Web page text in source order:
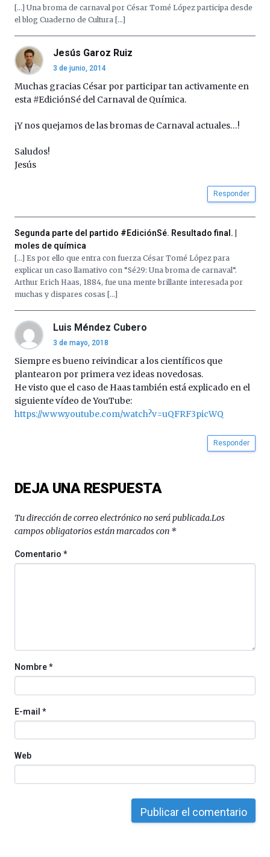
[…] Una broma de carnaval por César Tomé López participa desde
el blog Cuaderno de Cultura […]
Jesús Garoz Ruiz
3 de junio, 2014
Muchas gracias César por participar tan activamente en
esta #EdiciónSé del Carnaval de Química.
¡Y nos quejamos de las bromas de Carnaval actuales…!
Saludos!
Jesús
Responder
Segunda parte del partido #EdiciónSé. Resultado final. |
moles de química
[…] Es por ello que entra con fuerza César Tomé López para
explicar un caso llamativo con “Sé29: Una broma de carnaval“.
Arthur Erich Haas, 1884, fue una mente brillante interesada por
muchas y dispares cosas […]
Luis Méndez Cubero
3 de mayo, 2018
Siempre es bueno reivindicar a los científicos que
plantearon por primera vez ideas novedosas.
He visto que el caso de Haas también está explicado en el
siguiente vídeo de YouTube:
https://www.youtube.com/watch?v=uQFRF3picWQ
Responder
DEJA UNA RESPUESTA
Tu dirección de correo electrónico no será publicada.Los
campos obligatorios están marcados con *
Comentario*
Nombre*
E-mail *
Web